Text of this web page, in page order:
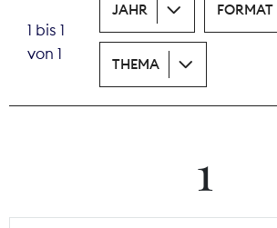
Recht
Tarifpolitik
Theodor-Wolff-Preis
1 bis 1
von 1
JAHR FORMAT
THEMA
1